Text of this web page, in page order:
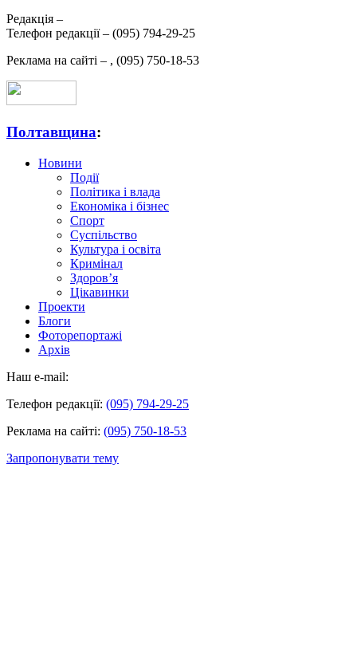
Редакція –
Телефон редакції – (095) 794-29-25
Реклама на сайті – , (095) 750-18-53
Полтавщина:
Новини
Події
Політика і влада
Економіка і бізнес
Спорт
Суспільство
Культура і освіта
Кримінал
Здоров’я
Цікавинки
Проекти
Блоги
Фоторепортажі
Архів
Наш e-mail:
Телефон редакції: (095) 794-29-25
Реклама на сайті: (095) 750-18-53
Запропонувати тему